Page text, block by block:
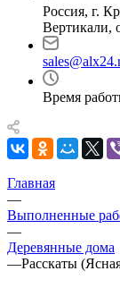
Россия, г.
Вертикали,
Время
Главная
—
Выполненные
—
Деревянные дома
—Расскаты